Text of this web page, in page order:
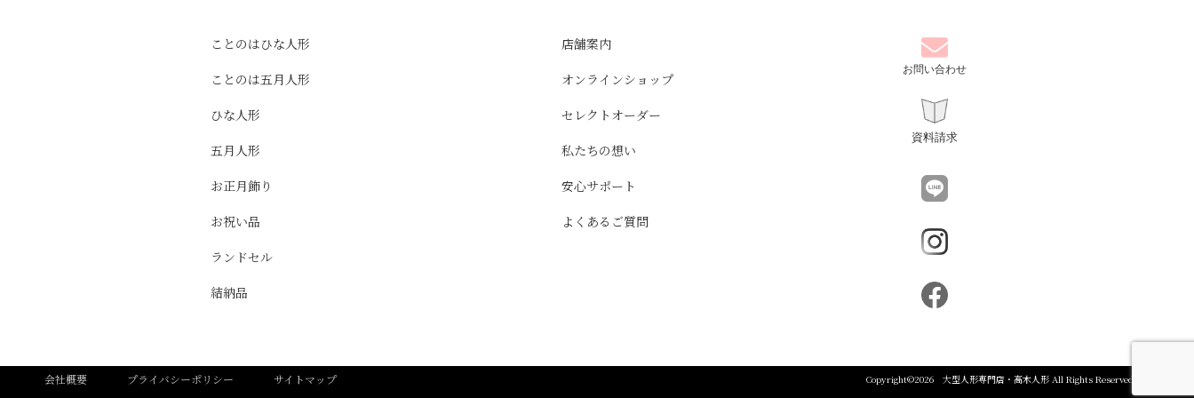
ことのはひな人形
ことのは五月人形
ひな人形
五月人形
お正月飾り
お祝い品
ランドセル
結納品
店舗案内
オンラインショップ
セレクトオーダー
私たちの想い
安心サポート
よくあるご質問
お問い合わせ
資料請求
会社概要 プライバシーポリシー サイトマップ Copyright©2026 大型人形専門店・高木人形 All Rights Reserved.